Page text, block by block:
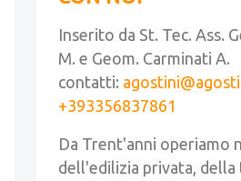
Inserito da St. Tec. Ass.
M. e Geom. Carminati A.
contatti:
+393356837861
Da Trent'anni operiamo
dell'edilizia privata,